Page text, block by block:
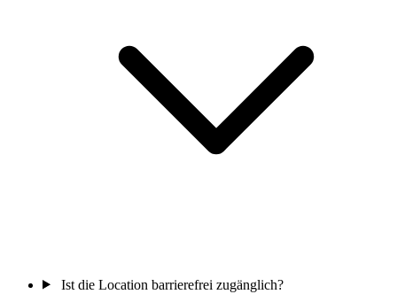
Ist die Location barrierefrei zugänglich?